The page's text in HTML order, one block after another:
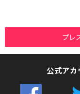
プレ
公式アカ